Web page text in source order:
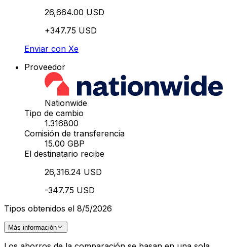
26,664.00 USD
+347.75 USD
Enviar con Xe
Proveedor
Nationwide
Tipo de cambio
1.316800
Comisión de transferencia
15.00 GBP
El destinatario recibe
26,316.24 USD
-347.75 USD
Tipos obtenidos el 8/5/2026
Más información